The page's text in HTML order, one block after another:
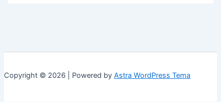
Copyright © 2026 | Powered by Astra WordPress Tema